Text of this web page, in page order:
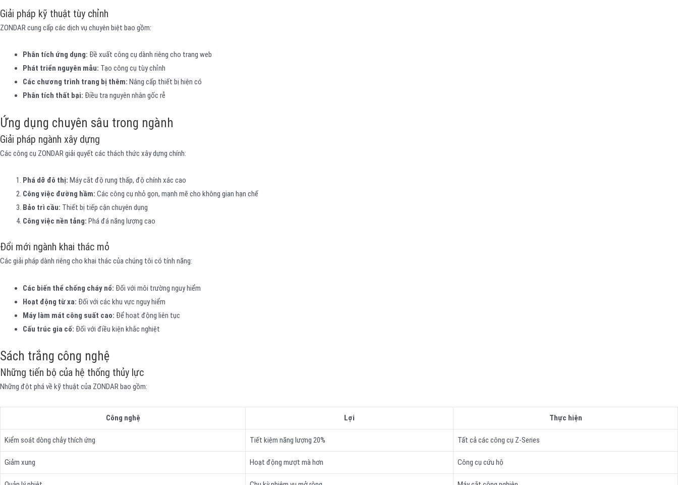
Giải pháp kỹ thuật tùy chỉnh
ZONDAR cung cấp các dịch vụ chuyên biệt bao gồm:
Phân tích ứng dụng: Đề xuất công cụ dành riêng cho trang web
Phát triển nguyên mẫu: Tạo công cụ tùy chỉnh
Các chương trình trang bị thêm: Nâng cấp thiết bị hiện có
Phân tích thất bại: Điều tra nguyên nhân gốc rễ
Ứng dụng chuyên sâu trong ngành
Giải pháp ngành xây dựng
Các công cụ ZONDAR giải quyết các thách thức xây dựng chính:
Phá dỡ đô thị: Máy cắt độ rung thấp, độ chính xác cao
Công việc đường hầm: Các công cụ nhỏ gọn, mạnh mẽ cho không gian hạn chế
Bảo trì cầu: Thiết bị tiếp cận chuyên dụng
Công việc nền tảng: Phá đá năng lượng cao
Đổi mới ngành khai thác mỏ
Các giải pháp dành riêng cho khai thác của chúng tôi có tính năng:
Các biến thể chống cháy nổ: Đối với môi trường nguy hiểm
Hoạt động từ xa: Đối với các khu vực nguy hiểm
Máy làm mát công suất cao: Để hoạt động liên tục
Cấu trúc gia cố: Đối với điều kiện khắc nghiệt
Sách trắng công nghệ
Những tiến bộ của hệ thống thủy lực
Những đột phá về kỹ thuật của ZONDAR bao gồm:
Công nghệ Lợi Thực hiện
Kiểm soát dòng chảy thích ứng Tiết kiệm năng lượng 20% Tất cả các công cụ Z-Series
Giảm xung Hoạt động mượt mà hơn Công cụ cứu hộ